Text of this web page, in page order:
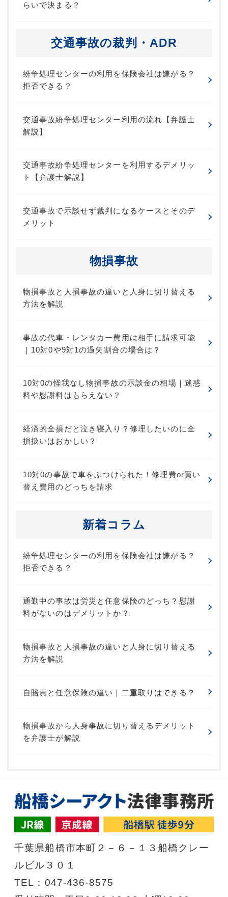
らいで決まる？
交通事故の裁判・ADR
紛争処理センターの利用を保険会社は嫌がる？
拒否できる？
交通事故紛争処理センター利用の流れ【弁護士
解説】
交通事故紛争処理センターを利用するデメリッ
ト【弁護士解説】
交通事故で示談せず裁判になるケースとそのデ
メリット
物損事故
物損事故と人損事故の違いと人身に切り替える
方法を解説
事故の代車・レンタカー費用は相手に請求可能
｜10対0や9対1の過失割合の場合は？
10対0の怪我なし物損事故の示談金の相場｜迷惑
料や慰謝料はもらえない？
経済的全損だと泣き寝入り？修理したいのに全
損扱いはおかしい？
10対0の事故で車をぶつけられた！修理費or買い
替え費用のどっちを請求
新着コラム
紛争処理センターの利用を保険会社は嫌がる？
拒否できる？
通勤中の事故は労災と任意保険のどっち？慰謝
料がないのはデメリットか？
物損事故と人損事故の違いと人身に切り替える
方法を解説
自賠責と任意保険の違い｜二重取りはできる？
物損事故から人身事故に切り替えるデメリット
を弁護士が解説
千葉県船橋市本町２－６－１３船橋クレー
ルビル３０１
TEL：047-436-8575